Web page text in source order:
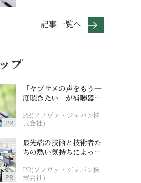
記事一覧へ
プ
PR
「ヤブサメの声をもう一
度聴きたい」が補聴器チ
ャレンジの後押しに
PR(ソノヴァ・ジャパン株
式会社)
PR
最先端の技術と技術者た
ちの熱い気持ちによって
作られているオーダーメ
イド補聴器
PR(ソノヴァ・ジャパン株
式会社)